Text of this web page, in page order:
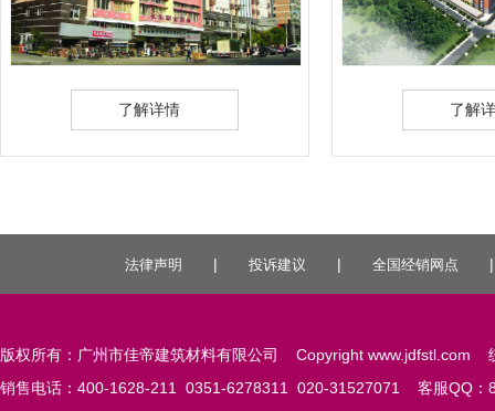
了解详情 了解
法律声明 | 投诉建议 | 全国经销网点
版权所有：广州市佳帝建筑材料有限公司 Copyright www.jdfstl.com
销售电话：400-1628-211 0351-6278311 020-31527071 客服QQ